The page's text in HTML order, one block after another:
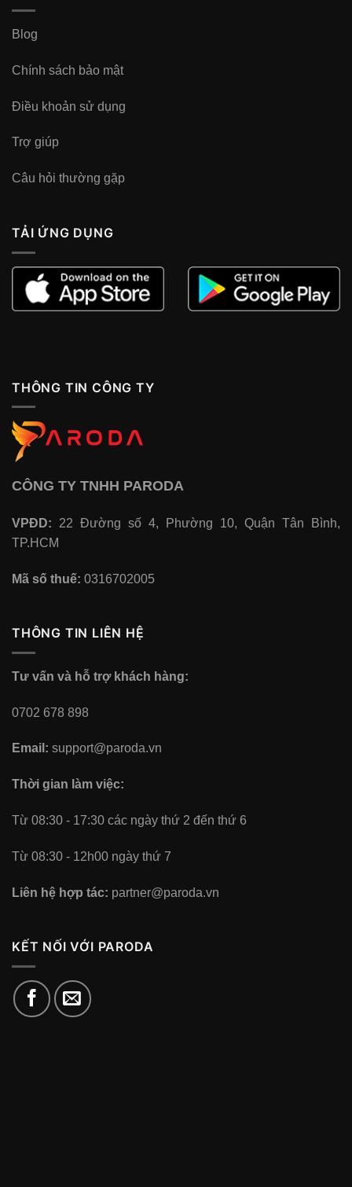
Blog
Chính sách bảo mật
Điều khoản sử dụng
Trợ giúp
Câu hỏi thường gặp
TẢI ỨNG DỤNG
THÔNG TIN CÔNG TY
CÔNG TY TNHH PARODA
VPĐD: 22 Đường số 4, Phường 10, Quận Tân Bình,
TP.HCM
Mã số thuế: 0316702005
THÔNG TIN LIÊN HỆ
Tư vấn và hỗ trợ khách hàng:
0702 678 898
Email: support@paroda.vn
Thời gian làm việc:
Từ 08:30 - 17:30 các ngày thứ 2 đến thứ 6
Từ 08:30 - 12h00 ngày thứ 7
Liên hệ hợp tác: partner@paroda.vn
KẾT NỐI VỚI PARODA